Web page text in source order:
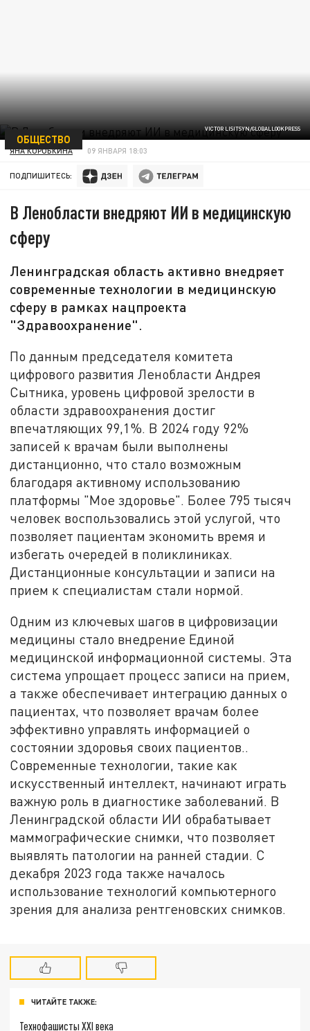
VICTOR LISITSYN/GLOBALLOOKPRESS
ОБЩЕСТВО
ЯНА КОРОБКИНА 09 ЯНВАРЯ 18:03
ПОДПИШИТЕСЬ:
В Ленобласти внедряют ИИ в медицинскую
сферу
Ленинградская область активно внедряет
современные технологии в медицинскую
сферу в рамках нацпроекта
"Здравоохранение".
По данным председателя комитета
цифрового развития Ленобласти Андрея
Сытника, уровень цифровой зрелости в
области здравоохранения достиг
впечатляющих 99,1%. В 2024 году 92%
записей к врачам были выполнены
дистанционно, что стало возможным
благодаря активному использованию
платформы "Мое здоровье". Более 795 тысяч
человек воспользовались этой услугой, что
позволяет пациентам экономить время и
избегать очередей в поликлиниках.
Дистанционные консультации и записи на
прием к специалистам стали нормой.
Одним из ключевых шагов в цифровизации
медицины стало внедрение Единой
медицинской информационной системы. Эта
система упрощает процесс записи на прием,
а также обеспечивает интеграцию данных о
пациентах, что позволяет врачам более
эффективно управлять информацией о
состоянии здоровья своих пациентов..
Современные технологии, такие как
искусственный интеллект, начинают играть
важную роль в диагностике заболеваний. В
Ленинградской области ИИ обрабатывает
маммографические снимки, что позволяет
выявлять патологии на ранней стадии. С
декабря 2023 года также началось
использование технологий компьютерного
зрения для анализа рентгеновских снимков.
ЧИТАЙТЕ ТАКЖЕ:
Технофашисты XXI века